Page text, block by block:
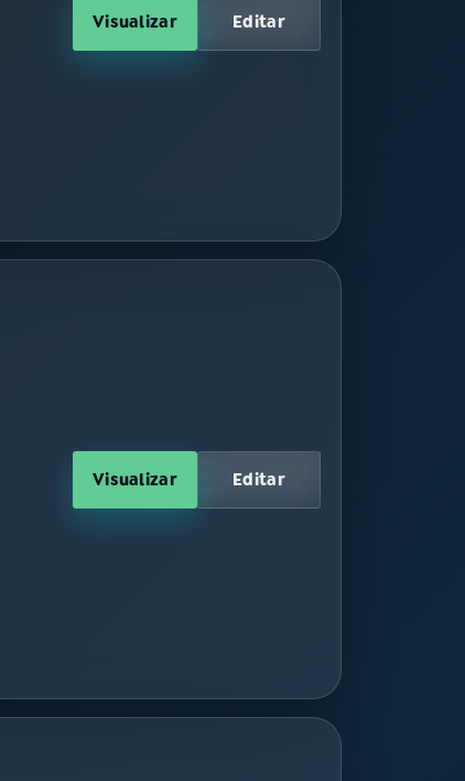
Visualizar Editar
Visualizar Editar